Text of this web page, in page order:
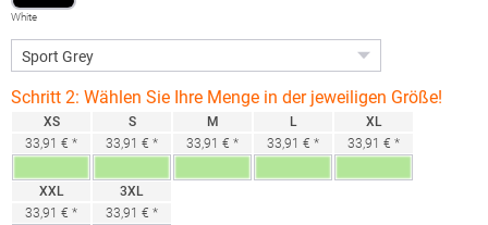
White
Schritt 2: Wählen Sie Ihre Menge in der jeweiligen Größe!
XS
33,91 € *
S
33,91 € *
M
33,91 € *
L
33,91 € *
XL
33,91 € *
XXL
33,91 € *
3XL
33,91 € *